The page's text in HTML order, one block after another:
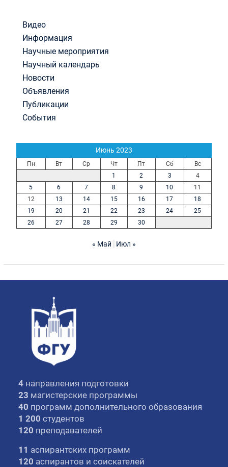
Видео
Информация
Научные мероприятия
Научный календарь
Новости
Объявления
Публикации
События
Июнь 2023
Пн Вт Ср Чт Пт Сб
Вс
1
2 3
4
5
6 7 8 9 10
11
12
13 14 15 16 17
18
19
20 21 22 23 24
25
26
27 28 29 30
« Май Июл »
4 направления подготовки
23 магистерские программы
40 программ дополнительного образования
1 200 студентов
120 преподавателей
11 аспирантских программ
120 аспирантов и соискателей